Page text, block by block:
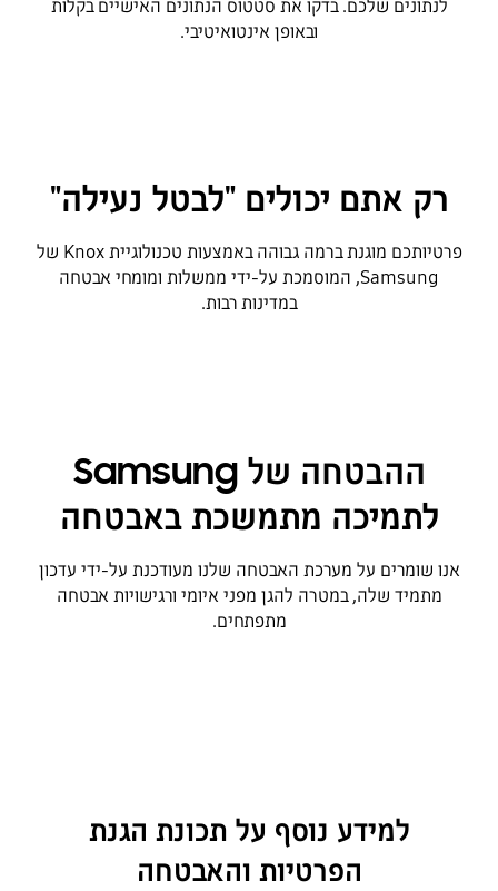
לנתונים שלכם. בדקו את סטטוס הנתונים האישיים בקלות
ובאופן אינטואיטיבי.
רק אתם יכולים "לבטל נעילה"
פרטיותכם מוגנת ברמה גבוהה באמצעות טכנולוגיית Knox של
Samsung, המוסמכת על-ידי ממשלות ומומחי אבטחה
במדינות רבות.
ההבטחה של Samsung
לתמיכה מתמשכת באבטחה
אנו שומרים על מערכת האבטחה שלנו מעודכנת על-ידי עדכון
מתמיד שלה, במטרה להגן מפני איומי ורגישויות אבטחה
מתפתחים.
למידע נוסף על תכונת הגנת
הפרטיות והאבטחה